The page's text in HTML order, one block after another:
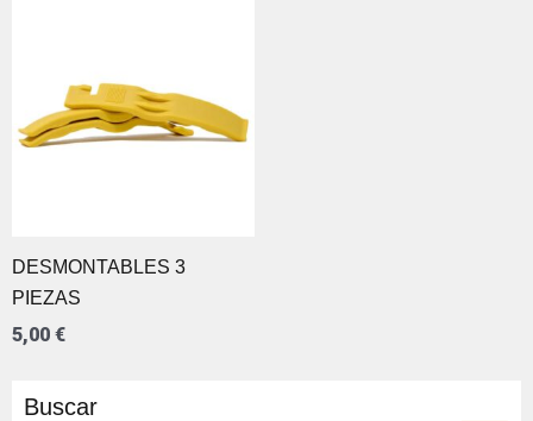
Buscar
DESMONTABLES 3
PIEZAS
5,00 €